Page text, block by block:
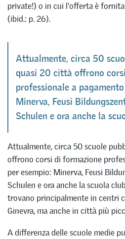
private!) o in cui l’offerta è
(ibid.: p. 26).
Attualmente, circa 50
quasi 20 città offrono
professionale a
Minerva, Feusi
Schulen e ora anche la
Attualmente, circa 50 scuole
offrono corsi di formazione
per esempio: Minerva, Feusi
Schulen e ora anche la scuola
trovano principalmente in centri
Ginevra, ma anche in città più
A differenza delle scuole medie